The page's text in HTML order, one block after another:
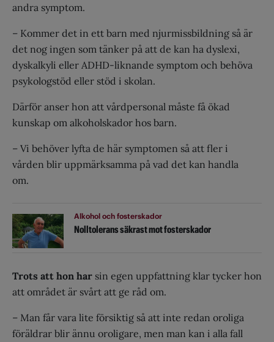
andra symptom.
– Kommer det in ett barn med njurmissbildning så är
det nog ingen som tänker på att de kan ha dyslexi,
dyskalkyli eller ADHD-liknande symptom och behöva
psykologstöd eller stöd i skolan.
Därför anser hon att vårdpersonal måste få ökad
kunskap om alkoholskador hos barn.
– Vi behöver lyfta de här symptomen så att fler i
vården blir uppmärksamma på vad det kan handla
om.
Alkohol och fosterskador
Nolltolerans säkrast mot fosterskador
Trots att hon har sin egen uppfattning klar tycker hon
att området är svårt att ge råd om.
– Man får vara lite försiktig så att inte redan oroliga
föräldrar blir ännu oroligare, men man kan i alla fall